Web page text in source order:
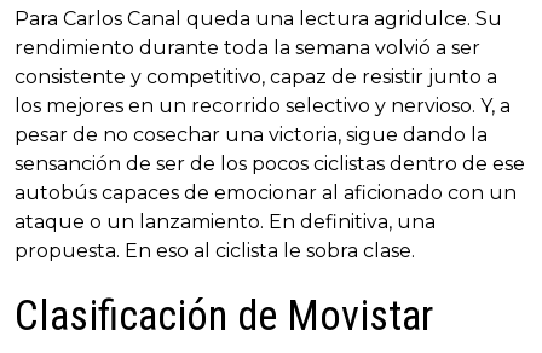
Para Carlos Canal queda una lectura agridulce. Su
rendimiento durante toda la semana volvió a ser
consistente y competitivo, capaz de resistir junto a
los mejores en un recorrido selectivo y nervioso. Y, a
pesar de no cosechar una victoria, sigue dando la
sensanción de ser de los pocos ciclistas dentro de ese
autobús capaces de emocionar al aficionado con un
ataque o un lanzamiento. En definitiva, una
propuesta. En eso al ciclista le sobra clase.
Clasificación de Movistar